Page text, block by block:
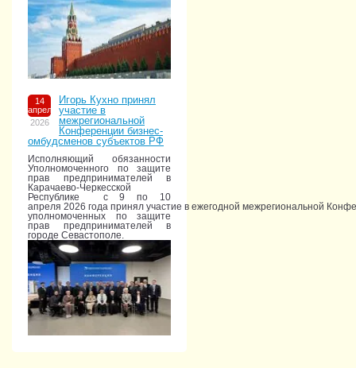
14
апреля
2026
Игорь Кухно принял
участие в
межрегиональной
Конференции бизнес-
омбудсменов субъектов РФ
Исполняющий обязанности
Уполномоченного по защите
прав предпринимателей в
Карачаево-Черкесской
Республике с 9 по 10
апреля 2026 года принял участие в ежегодной межрегиональной
уполномоченных по защите
прав предпринимателей в
городе Севастополе.